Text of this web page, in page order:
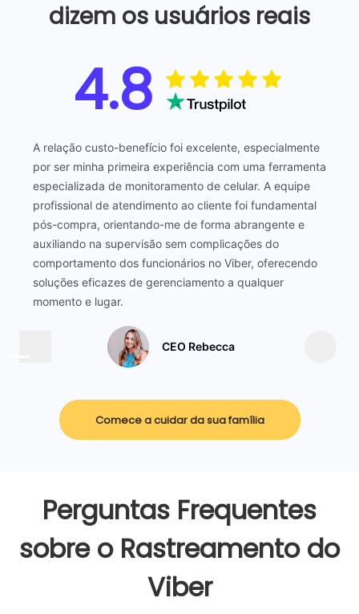
dizem os usuários reais
4.8
A relação custo-benefício foi excelente, especialmente
por ser minha primeira experiência com uma ferramenta
especializada de monitoramento de celular. A equipe
profissional de atendimento ao cliente foi fundamental
pós-compra, orientando-me de forma abrangente e
auxiliando na supervisão sem complicações do
comportamento dos funcionários no Viber, oferecendo
soluções eficazes de gerenciamento a qualquer
momento e lugar.
CEO Rebecca
Comece a cuidar da sua família
Perguntas Frequentes
sobre o Rastreamento do
Viber